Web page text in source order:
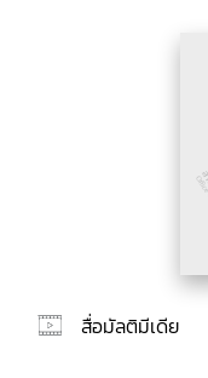
สื่อมัลติมีเดีย